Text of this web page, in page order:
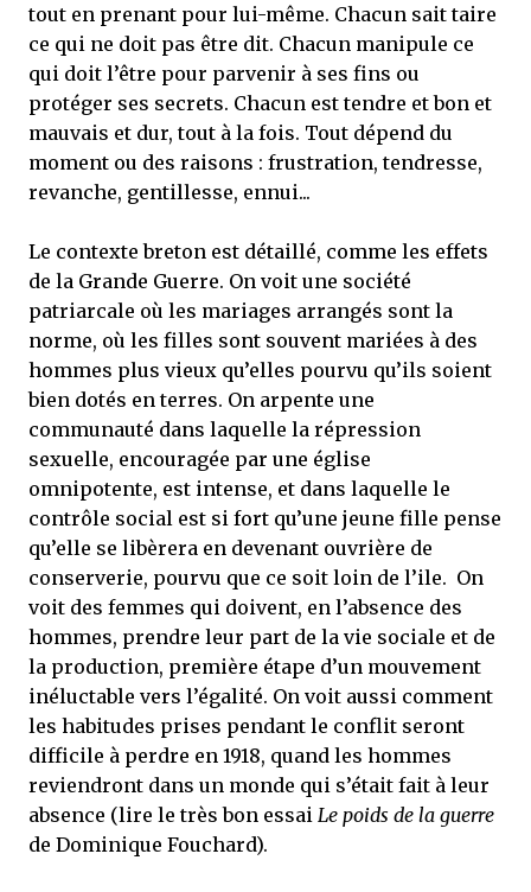
tout en prenant pour lui-même. Chacun sait taire
ce qui ne doit pas être dit. Chacun manipule ce
qui doit l’être pour parvenir à ses fins ou
protéger ses secrets. Chacun est tendre et bon et
mauvais et dur, tout à la fois. Tout dépend du
moment ou des raisons : frustration, tendresse,
revanche, gentillesse, ennui...
Le contexte breton est détaillé, comme les effets
de la Grande Guerre. On voit une société
patriarcale où les mariages arrangés sont la
norme, où les filles sont souvent mariées à des
hommes plus vieux qu’elles pourvu qu’ils soient
bien dotés en terres. On arpente une
communauté dans laquelle la répression
sexuelle, encouragée par une église
omnipotente, est intense, et dans laquelle le
contrôle social est si fort qu’une jeune fille pense
qu’elle se libèrera en devenant ouvrière de
conserverie, pourvu que ce soit loin de l’ile. On
voit des femmes qui doivent, en l’absence des
hommes, prendre leur part de la vie sociale et de
la production, première étape d’un mouvement
inéluctable vers l’égalité. On voit aussi comment
les habitudes prises pendant le conflit seront
difficile à perdre en 1918, quand les hommes
reviendront dans un monde qui s’était fait à leur
absence (lire le très bon essai Le poids de la guerre
de Dominique Fouchard).